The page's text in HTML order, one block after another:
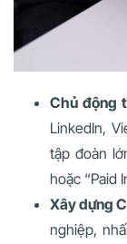
Chủ động
LinkedIn,
tập đoàn
hoặc “Paid
Xây dựng
nghiệp,